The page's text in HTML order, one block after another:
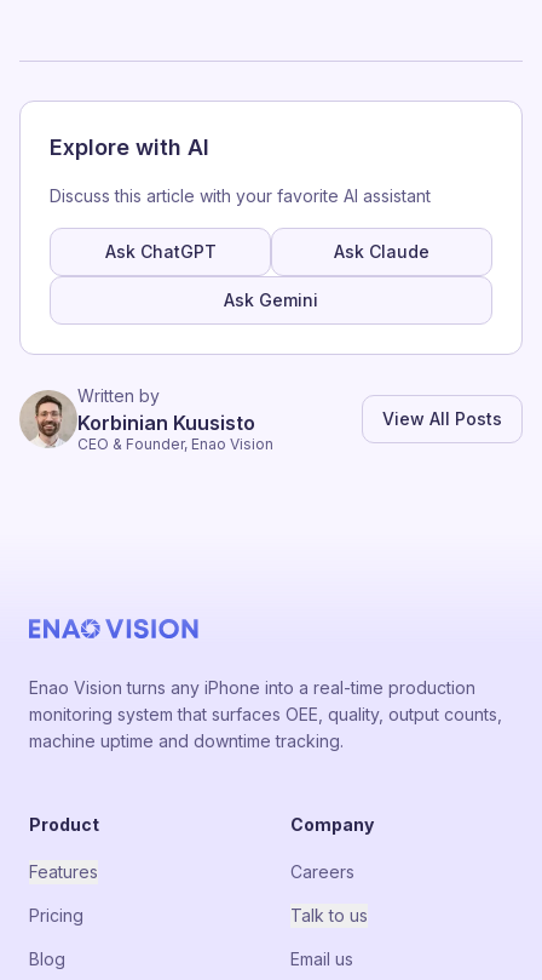
Explore with AI
Discuss this article with your favorite AI assistant
Ask ChatGPT Ask Claude
Ask Gemini
Written by
Korbinian Kuusisto
CEO & Founder, Enao Vision
View All Posts
Enao Vision turns any iPhone into a real-time production
monitoring system that surfaces OEE, quality, output counts,
machine uptime and downtime tracking.
Product
Features
Pricing
Blog
Company
Careers
Talk to us
Email us